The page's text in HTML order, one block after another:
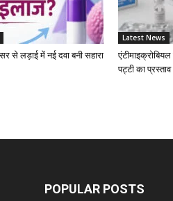
से लड़ाई में नई दवा बनी सहारा
Latest News
पट्टी का प्रस्ताव
POPULAR POSTS